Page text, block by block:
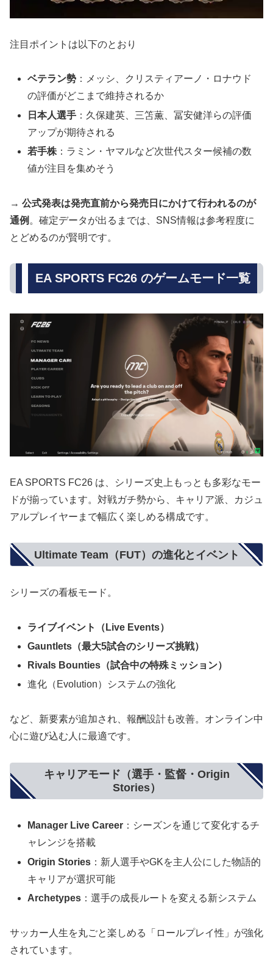
注目ポイントは以下のとおり
ベテラン勢 ：メッシ、クリスティアーノ・ロナウド
の評価がどこまで維持されるか
日本人選手 ：久保建英、三笘薫、冨安健洋らの評価
アップが期待される
若手株 ：ラミン・ヤマルなど次世代スター候補の数
値が注目を集めそう
→ 公式発表は発売直前から発売日にかけて行われるのが
通例 。確定データが出るまでは、SNS情報は参考程度に
とどめるのが賢明です。
EA SPORTS FC26 のゲームモード一覧
EA SPORTS FC26 は、シリーズ史上もっとも多彩なモー
ドが揃っています。対戦ガチ勢から、キャリア派、カジュ
アルプレイヤーまで幅広く楽しめる構成です。
Ultimate Team（FUT）の進化とイベント
シリーズの看板モード。
ライブイベント（Live Events）
Gauntlets（最大5試合のシリーズ挑戦）
Rivals Bounties（試合中の特殊ミッション）
進化（Evolution）システムの強化
など、新要素が追加され、報酬設計も改善。オンライン中
心に遊び込む人に最適です。
キャリアモード（選手・監督・Origin
Stories）
Manager Live Career ：シーズンを通じて変化するチ
ャレンジを搭載
Origin Stories ：新人選手やGKを主人公にした物語的
キャリアが選択可能
Archetypes ：選手の成長ルートを変える新システム
サッカー人生を丸ごと楽しめる「ロールプレイ性」が強化
されています。